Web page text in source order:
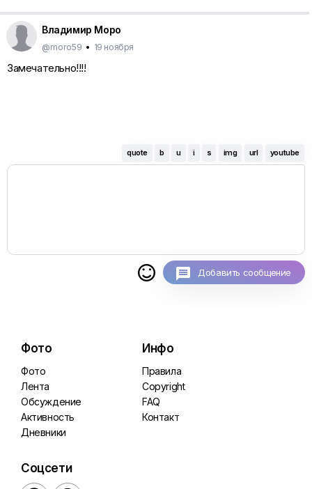
Владимир Моро
@moro59 • 19 ноября
Замечательно!!!!
quote b u i s img url youtube
 Добавить сообщение
Фото
Фото
Лента
Обсуждение
Активность
Дневники
Инфо
Правила
Copyright
FAQ
Контакт
Соцсети